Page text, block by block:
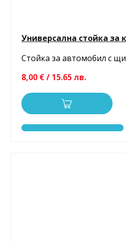
Универсална стойка за
Стойка за автомобил с
8,00 € / 15.65 лв.